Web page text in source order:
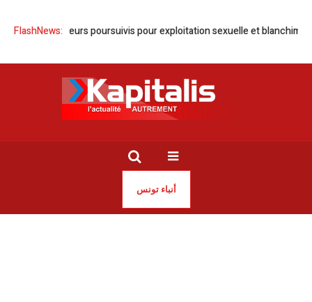
FlashNews:
influenceurs poursuivis pour exploitation sexuelle et blanchiment
أنباء تونس